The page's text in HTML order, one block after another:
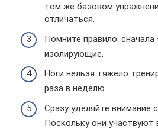
том же базовом
отличаться.
Помните правило:
изолирующие.
Ноги нельзя тяжело
раза в неделю.
Сразу уделяйте внимание
Поскольку они участвуют